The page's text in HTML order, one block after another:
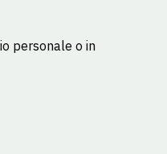
personale o in